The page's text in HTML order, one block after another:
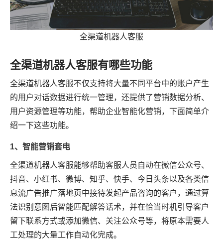
全渠道机器人客服
全渠道机器人客服有哪些功能
全渠道机器人客服不仅支持将大量不同平台中的账户产生
的用户对话数据进行统一管理，还提供了营销数据分析、
用户资源管理等功能，帮助企业智能化营销，下面简单介
绍一下这些功能。
1、智能营销套电
全渠道机器人客服能够帮助客服人员自动在微信公众号、
抖音、小红书、微博、知乎、快手、今日头条以及各类信
息流广告推广落地页中接待发起产品咨询的客户，通过算
法识别意图后智能匹配解答话术，并在恰当时机引导客户
留下联系方式或添加微信、关注公众号等，将原本需要人
工处理的大量工作自动化完成。